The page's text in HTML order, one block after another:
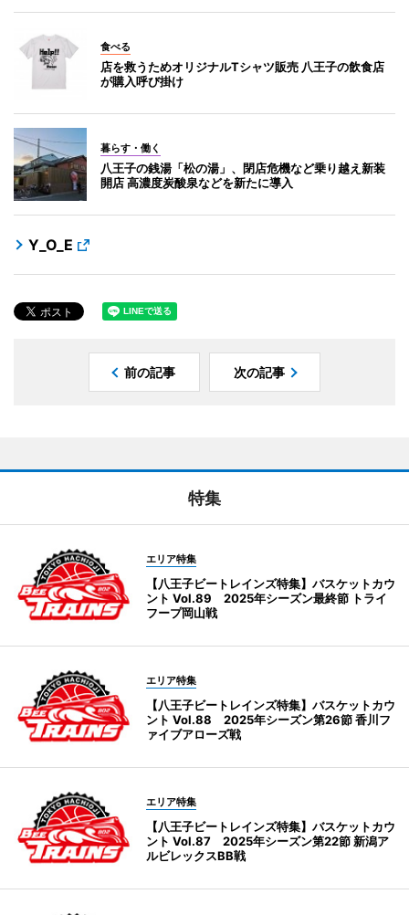
食べる
店を救うためオリジナルTシャツ販売 八王子の飲食店
が購入呼び掛け
暮らす・働く
八王子の銭湯「松の湯」、閉店危機など乗り越え新装
開店 高濃度炭酸泉などを新たに導入
Y_O_E
前の記事 次の記事
特集
エリア特集
【八王子ビートレインズ特集】バスケットカウ
ント Vol.89 2025年シーズン最終節 トライ
フープ岡山戦
エリア特集
【八王子ビートレインズ特集】バスケットカウ
ント Vol.88 2025年シーズン第26節 香川フ
ァイブアローズ戦
エリア特集
【八王子ビートレインズ特集】バスケットカウ
ント Vol.87 2025年シーズン第22節 新潟ア
ルビレックスBB戦